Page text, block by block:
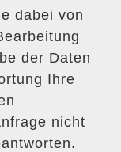
dabei von
der Daten
Ihre
nicht